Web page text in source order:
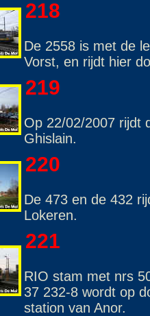
218
De 2558 is met de
Vorst, en rijdt hier
219
Op 22/02/2007 rijdt
Ghislain.
220
De 473 en de 432
Lokeren.
221
RIO stam met nrs
37 232-8 wordt op
station van Anor.